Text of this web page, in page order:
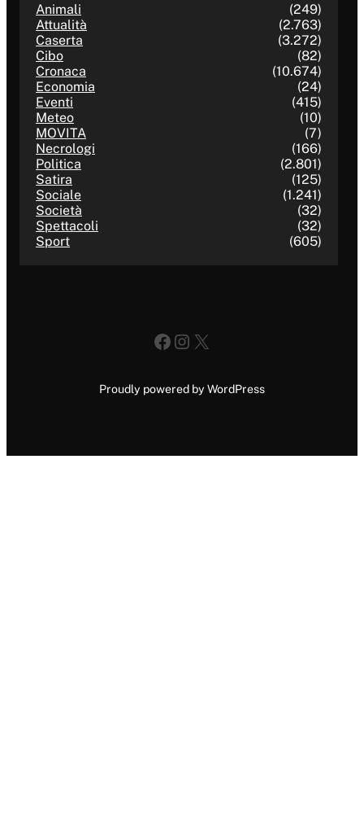
Animali
(249)
Attualità
(2.763)
Caserta
(3.272)
Cibo
(82)
Cronaca
(10.674)
Economia
(24)
Eventi
(415)
Meteo
(10)
MOVITA
(7)
Necrologi
(166)
Politica
(2.801)
Satira
(125)
Sociale
(1.241)
Società
(32)
Spettacoli
(32)
Sport
(605)
Facebook
Instagram
X
Proudly powered by WordPress